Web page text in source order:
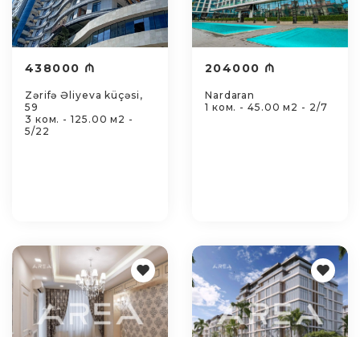
438000 ₼
Zərifə Əliyeva küçəsi,
59
3 ком. - 125.00 м2 -
5/22
204000 ₼
Nardaran
1 ком. - 45.00 м2 - 2/7